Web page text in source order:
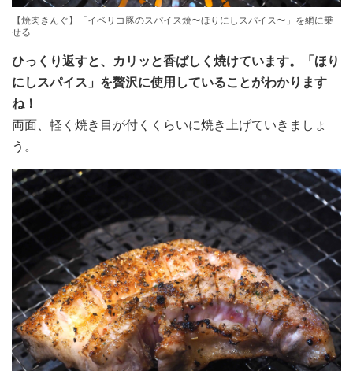
【焼肉きんぐ】「イベリコ豚のスパイス焼〜ほりにしスパイス〜」を網に乗
せる
ひっくり返すと、カリッと香ばしく焼けています。「ほり
にしスパイス」を贅沢に使用していることがわかります
ね！
両面、軽く焼き目が付くくらいに焼き上げていきましょ
う。